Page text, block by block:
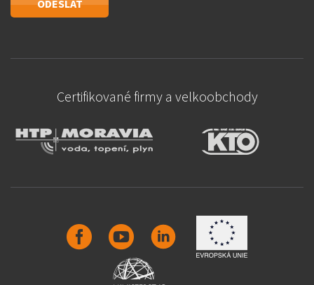
Certifikované firmy a velkoobchody